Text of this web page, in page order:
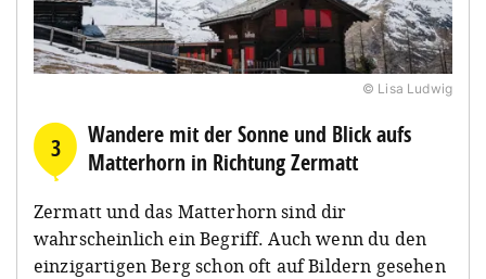
© Lisa Ludwig
3
Wandere mit der Sonne und Blick aufs
Matterhorn in Richtung Zermatt
Zermatt und das Matterhorn sind dir
wahrscheinlich ein Begriff. Auch wenn du den
einzigartigen Berg schon oft auf Bildern gesehen